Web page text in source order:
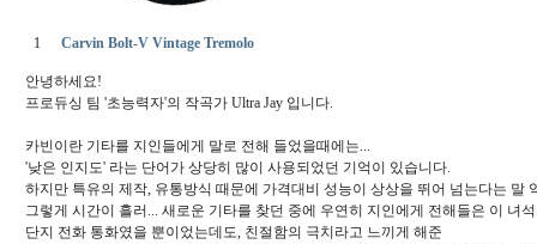
1 Carvin Bolt-V Vintage Tremolo
안녕하세요!
프로듀싱 팀 '초능력자'의 작곡가 Ultra Jay 입니다.
카빈이란 기타를 지인들에게 말로 전해 들었을때에는...
'낮은 인지도' 라는 단어가 상당히 많이 사용되었던 기억이 있습니다.
하지만 특유의 제작, 유통방식 때문에 가격대비 성능이 상상을 뛰어 넘는다는 말
그렇게 시간이 흘러... 새로운 기타를 찾던 중에 우연히 지인에게 전해들은 이 녀
단지 전화 통화였을 뿐이었는데도, 친절함의 극치라고 느끼게 해준